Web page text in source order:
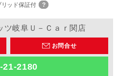
ッド保証付
ツ岐阜Ｕ－Ｃａｒ関店
お問合せ
21-2180